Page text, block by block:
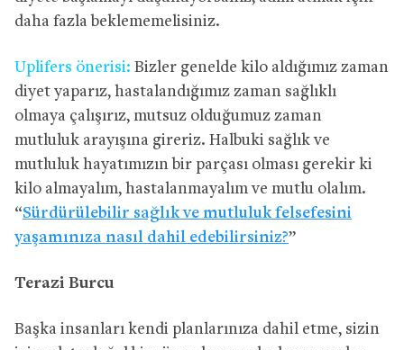
daha fazla beklememelisiniz.
Uplifers önerisi: Bizler genelde kilo aldığımız zaman
diyet yaparız, hastalandığımız zaman sağlıklı
olmaya çalışırız, mutsuz olduğumuz zaman
mutluluk arayışına gireriz. Halbuki sağlık ve
mutluluk hayatımızın bir parçası olması gerekir ki
kilo almayalım, hastalanmayalım ve mutlu olalım.
“Sürdürülebilir sağlık ve mutluluk felsefesini
yaşamınıza nasıl dahil edebilirsiniz?”
Terazi Burcu
Başka insanları kendi planlarınıza dahil etme, sizin